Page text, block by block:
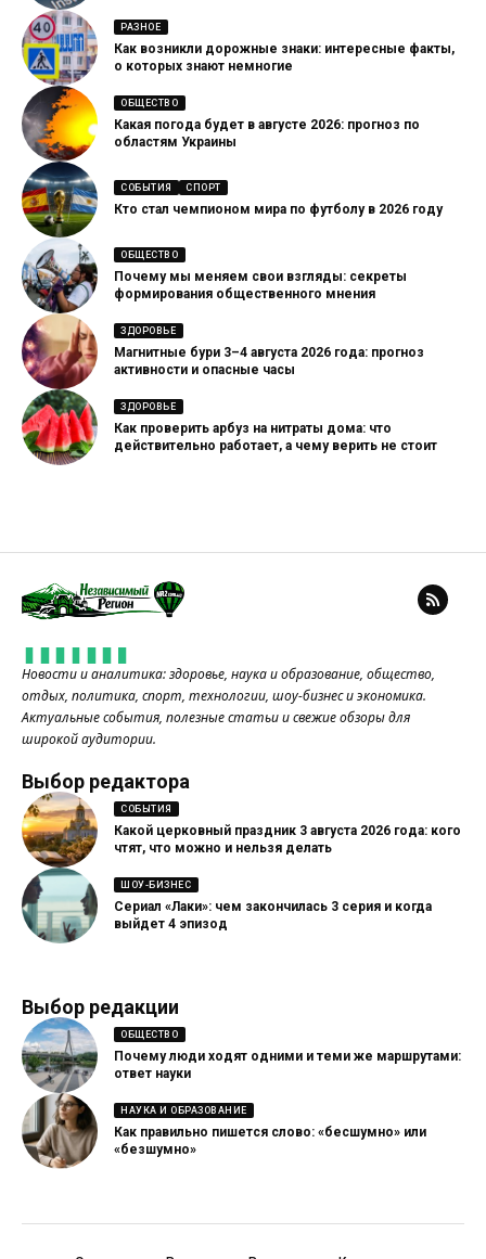
РАЗНОЕ
Как возникли дорожные знаки: интересные факты,
о которых знают немногие
ОБЩЕСТВО
Какая погода будет в августе 2026: прогноз по
областям Украины
СОБЫТИЯ СПОРТ
Кто стал чемпионом мира по футболу в 2026 году
ОБЩЕСТВО
Почему мы меняем свои взгляды: секреты
формирования общественного мнения
ЗДОРОВЬЕ
Магнитные бури 3–4 августа 2026 года: прогноз
активности и опасные часы
ЗДОРОВЬЕ
Как проверить арбуз на нитраты дома: что
действительно работает, а чему верить не стоит
Новости и аналитика: здоровье, наука и образование, общество,
отдых, политика, спорт, технологии, шоу-бизнес и экономика.
Актуальные события, полезные статьи и свежие обзоры для
широкой аудитории.
Выбор редактора
СОБЫТИЯ
Какой церковный праздник 3 августа 2026 года: кого
чтят, что можно и нельзя делать
ШОУ-БИЗНЕС
Сериал «Лаки»: чем закончилась 3 серия и когда
выйдет 4 эпизод
Выбор редакции
ОБЩЕСТВО
Почему люди ходят одними и теми же маршрутами:
ответ науки
НАУКА И ОБРАЗОВАНИЕ
Как правильно пишется слово: «бесшумно» или
«безшумно»